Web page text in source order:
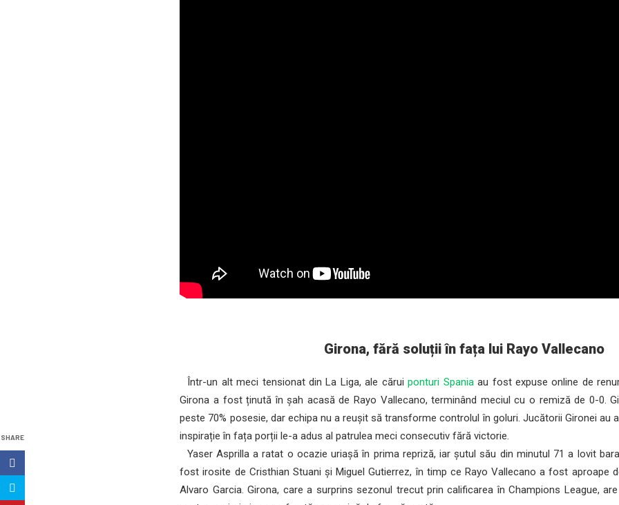
SHARE
Girona, fără soluții în fața lui Rayo Vallecano
Într-un alt meci tensionat din La Liga, ale căruiponturi Spaniaau fost expuse online de
Girona a fost ținută în șah acasă de Rayo Vallecano, terminând meciul cu o remiză de 0-0.
peste 70% posesie, dar echipa nu a reușit să transforme controlul în goluri. Jucătorii Gironei au
inspirație în fața porții le-a adus al patrulea meci consecutiv fără victorie.
Yaser Asprilla a ratat o ocazie uriașă în prima repriză, iar șutul său din minutul 71 a lovit
fost irosite de Cristhian Stuani și Miguel Gutierrez, în timp ce Rayo Vallecano a fost aproape
Alvaro Garcia. Girona, care a surprins sezonul trecut prin calificarea în Champions League,